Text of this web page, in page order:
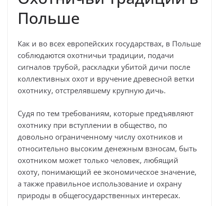
Польше
Как и во всех европейских государствах, в Польше
соблюдаются охотничьи традиции, подачи
сигналов трубой, раскладки убитой дичи после
коллективных охот и вручение древесной ветки
охотнику, отстрелявшему крупную дичь.
Судя по тем требованиям, которые предъявляют
охотнику при вступлении в общество, по
довольно ограниченному числу охотников и
относительно высоким денежным взносам, быть
охотником может только человек, любящий
охоту, понимающий ее экономическое значение,
а также правильное использование и охрану
природы в общегосударственных интересах.